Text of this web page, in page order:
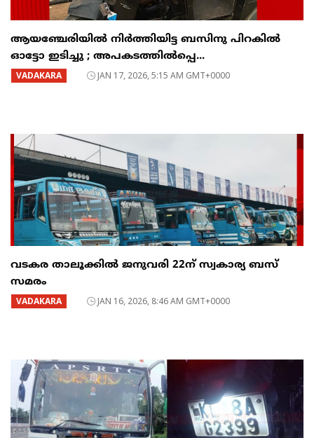
ആയഞ്ചേരിയിൽ നിർത്തിയിട്ട ബസിനു പിറകിൽ
ഓട്ടോ ഇടിച്ചു ; അപകടത്തിൽപ്പെ...
VADAKARA JAN 17, 2026, 5:15 AM GMT+0000
വടകര താലൂക്കിൽ ജനുവരി 22ന് സ്വകാര്യ ബസ്
സമരം
VADAKARA JAN 16, 2026, 8:46 AM GMT+0000